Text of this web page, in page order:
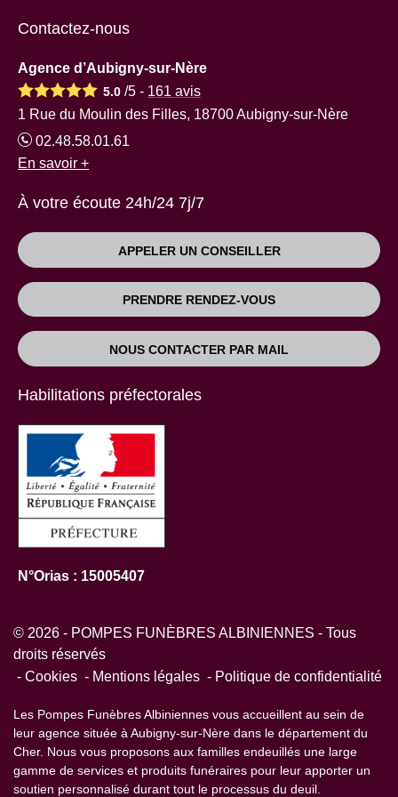
Contactez-nous
Agence d’Aubigny-sur-Nère
5.0 /5 - 161 avis
1 Rue du Moulin des Filles, 18700 Aubigny-sur-Nère
02.48.58.01.61
En savoir +
À votre écoute 24h/24 7j/7
APPELER UN CONSEILLER
PRENDRE RENDEZ-VOUS
NOUS CONTACTER PAR MAIL
Habilitations préfectorales
N°Orias : 15005407
© 2026 - POMPES FUNÈBRES ALBINIENNES - Tous
droits réservés
Cookies
Mentions légales Politique de confidentialité
Les Pompes Funèbres Albiniennes vous accueillent au sein de
leur agence située à Aubigny-sur-Nère dans le département du
Cher. Nous vous proposons aux familles endeuillés une large
gamme de services et produits funéraires pour leur apporter un
soutien personnalisé durant tout le processus du deuil.